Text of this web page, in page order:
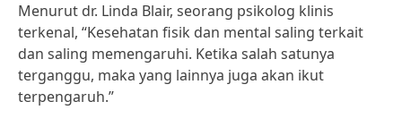
Menurut dr. Linda Blair, seorang psikolog klinis
terkenal, “Kesehatan fisik dan mental saling terkait
dan saling memengaruhi. Ketika salah satunya
terganggu, maka yang lainnya juga akan ikut
terpengaruh.”